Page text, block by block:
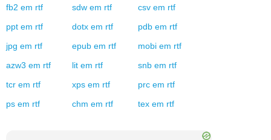
fb2 em rtf sdw em rtf csv em rtf
ppt em rtf dotx em rtf pdb em rtf
jpg em rtf epub em rtf mobi em rtf
azw3 em rtf lit em rtf snb em rtf
tcr em rtf xps em rtf prc em rtf
ps em rtf chm em rtf tex em rtf